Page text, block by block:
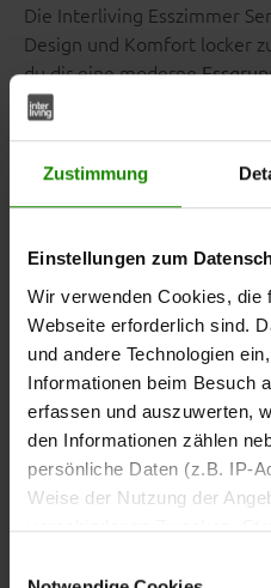
Zustimmung
Einstellungen zum
Wir verwenden Cookies, die
Webseite erforderlich sind.
und andere Technologien
Informationen beim Besuch
erfassen und auszuwerten,
den Informationen zählen
persönliche Daten (z.B. IP-
Weise der Nutzung der
verschiedenen Zwecken:
nutzen, indem sie
Die Interliving Esszimmer
Design und Komfort locker
du dir eine moderne
genauso überzeugt wie bei
Deine
Interliving
5112
DerEsstischaus der
punktet nicht nur optisch,
Der großzügige Esstisch mit
Halifax-Eiche-Nachbildung
matt anthrazitfarben